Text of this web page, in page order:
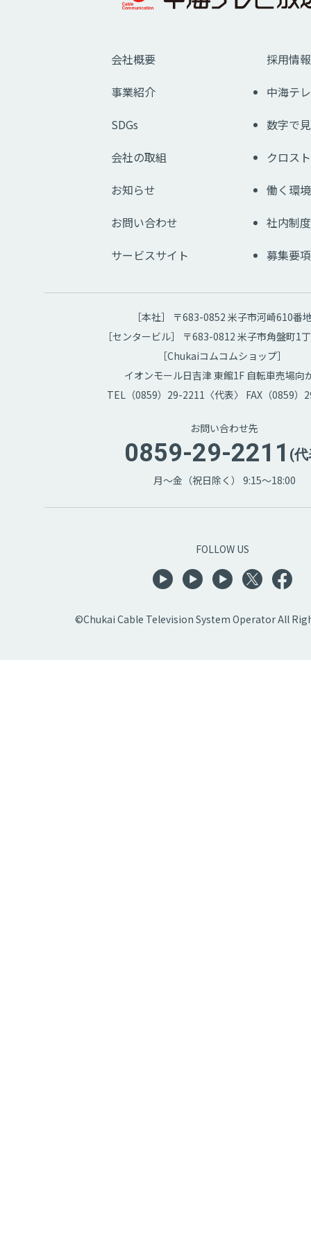
会社概要
事業紹介
SDGs
会社の取組
お知らせ
お問い合わせ
サービスサイト
採用情報
中海テ
数字で
クロス
働く環境
社内制度
募集要項
［本社］ 〒683-0852 米子市河崎610番
［センタービル］ 〒683-0812 米子市角盤町1
［Chukaiコムコムショップ］
イオンモール日吉津 東館1F 自転車売場向
TEL（0859）29-2211〈代表〉 FAX（0859）
お問い合わせ先
0859-29-2211 (
月～金（祝日除く） 9:15～18:00
FOLLOW US
©Chukai Cable Television System Operator All